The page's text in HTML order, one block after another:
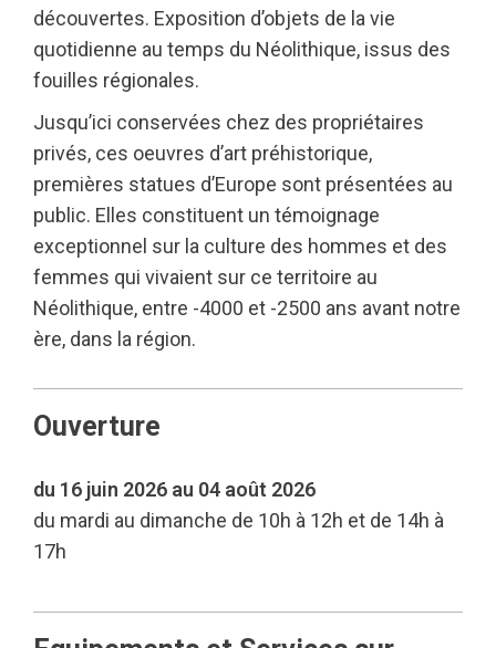
découvertes. Exposition d’objets de la vie
quotidienne au temps du Néolithique, issus des
fouilles régionales.
Jusqu’ici conservées chez des propriétaires
privés, ces oeuvres d’art préhistorique,
premières statues d’Europe sont présentées au
public. Elles constituent un témoignage
exceptionnel sur la culture des hommes et des
femmes qui vivaient sur ce territoire au
Néolithique, entre -4000 et -2500 ans avant notre
ère, dans la région.
Ouverture
du 16 juin 2026 au 04 août 2026
du mardi au dimanche de 10h à 12h et de 14h à
17h